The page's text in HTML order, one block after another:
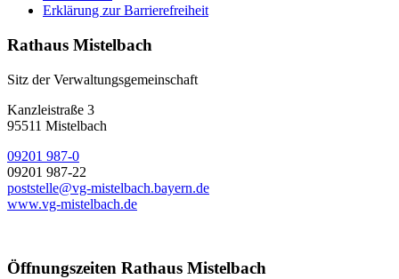
Erklärung zur Barrierefreiheit
Rathaus Mistelbach
Sitz der Verwaltungsgemeinschaft
Kanzleistraße 3
95511 Mistelbach
09201 987-0
09201 987-22
poststelle@vg-mistelbach.bayern.de
www.vg-mistelbach.de
Öffnungszeiten Rathaus Mistelbach